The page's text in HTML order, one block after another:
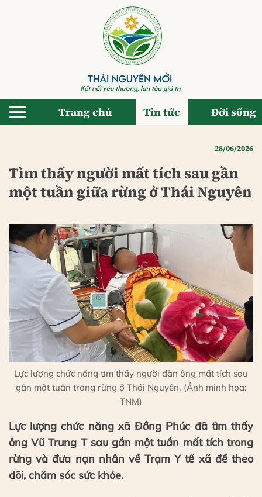
Trang chủ Tin tức Đời sống
28/06/2026
Tìm thấy người mất tích sau gần
một tuần giữa rừng ở Thái Nguyên
Lực lượng chức năng tìm thấy người đàn ông mất tích sau
gần một tuần trong rừng ở Thái Nguyên. (Ảnh minh họa:
TNM)
Lực lượng chức năng xã Đồng Phúc đã tìm thấy
ông Vũ Trung T sau gần một tuần mất tích trong
rừng và đưa nạn nhân về Trạm Y tế xã để theo
dõi, chăm sóc sức khỏe.